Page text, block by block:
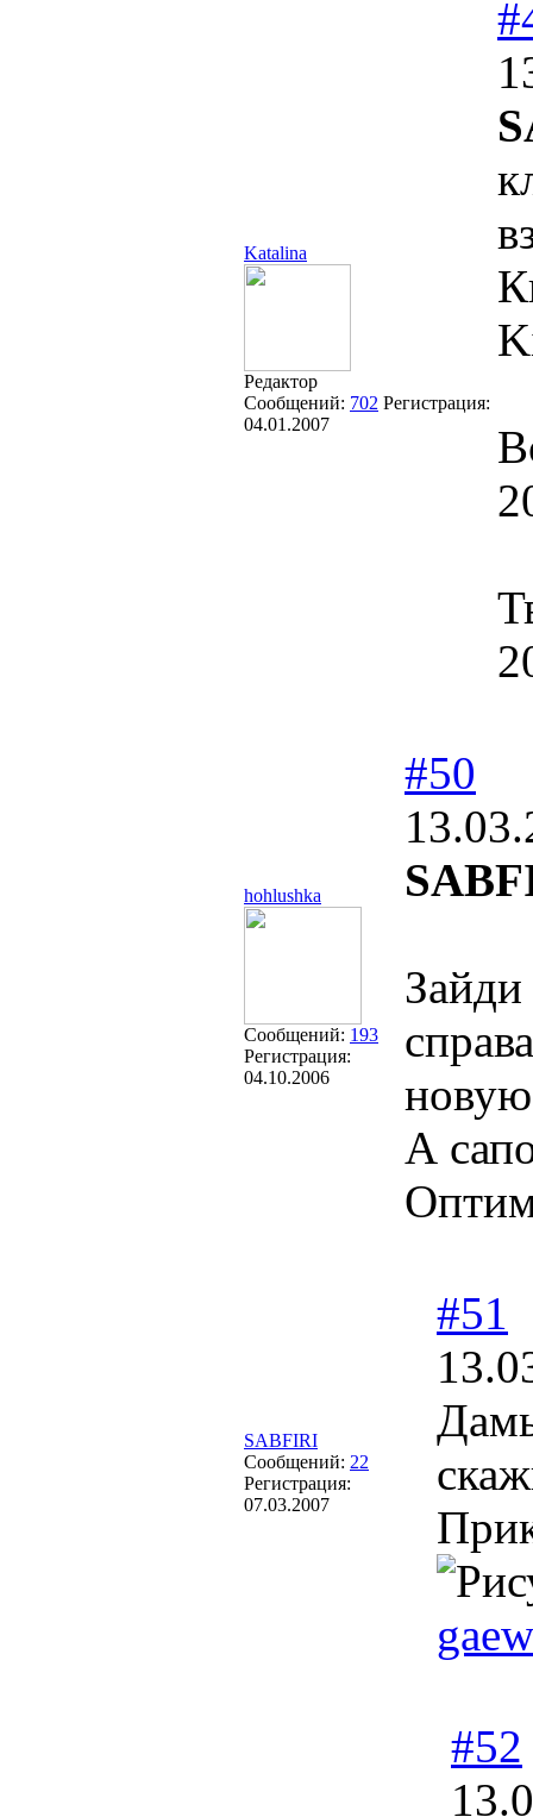
Katalina
Редактор
Сообщений: 702 Регистрация:
04.01.2007
hohlushka
Сообщений: 193
Регистрация:
04.10.2006
#50
А
SABFIRI
Сообщений: 22
Регистрация:
07.03.2007
#51
#52